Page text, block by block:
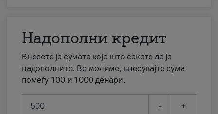
Надополни кредит
Внесете ја сумата која што сакате да ја
надополните. Ве молиме, внесувајте сума
помеѓу 100 и 1000 денари.
- +